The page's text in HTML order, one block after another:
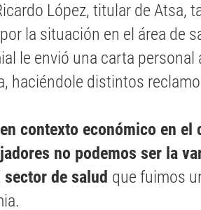
López, titular de Atsa,
la situación en el área de
le envió una carta personal
haciéndole distintos
contexto económico en el
no podemos ser la
de salud que fuimos